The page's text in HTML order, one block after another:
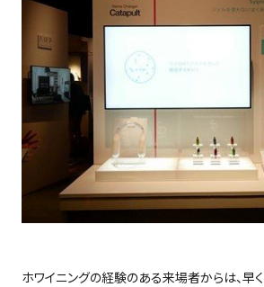
ホワイニングの経験のある来場者からは、早